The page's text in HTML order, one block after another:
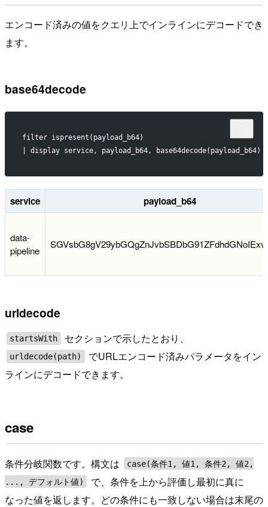
エンコード済みの値をクエリ上でインラインにデコードでき
ます。
base64decode
filter ispresent(payload_b64)
| display service, payload_b64, base64decode(payload_b64)
service payload_b64
data-
pipeline
urldecode
startsWith セクションで示したとおり、
urldecode(path)
でURLエンコード済みパラメータをイン
ラインにデコードできます。
case
条件分岐関数です。構文は
case(条件1, 値1, 条件2, 値2,
..., デフォルト値)
で、条件を上から評価し最初に真に
なった値を返します。どの条件にも一致しない場合は末尾の